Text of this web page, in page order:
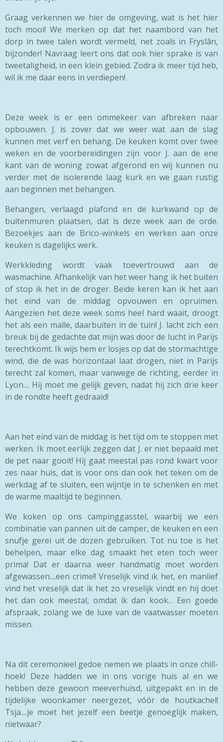
Graag verkennen we hier de omgeving, wat is het hier
toch mooi! We merken op dat het naambord van het
dorp in twee talen wordt vermeld, net zoals in Fryslân,
bijzonder! Navraag leert ons dat ook hier sprake is van
tweetaligheid, in een klein gebied. Zodra ik meer tijd heb,
wil ik me daar eens in verdiepen!
Deze week is er een ommekeer van afbreken naar
opbouwen. J. is zover dat we weer wat aan de slag
kunnen met verf en behang. De keuken komt over twee
weken en de voorbereidingen zijn voor J. aan de ene
kant van de woning zowat afgerond en wij kunnen nu
verder met de isolerende laag kurk en we gaan rustig
aan beginnen met behangen.
Behangen, verlaagd plafond en de kurkwand op de
buitenmuren plaatsen, dat is deze week aan de orde.
Bezoekjes aan de Brico-winkels en werken aan onze
keuken is dagelijks werk.
Werkkleding wordt vaak toevertrouwd aan de
wasmachine. Afhankelijk van het weer hang ik het buiten
of stop ik het in de droger. Beide keren kan ik het aan
het eind van de middag opvouwen en opruimen.
Aangezien het deze week soms heel hard waait, droogt
het als een malle, daarbuiten in de tuin! J. lacht zich een
breuk bij de gedachte dat mijn was door de lucht in Parijs
terechtkomt. Ik wijs hem er losjes op dat de stormachtige
wind, die de was horizontaal laat drogen, niet in Parijs
terecht zal komen, maar vanwege de richting, eerder in
Lyon.... Hij moet me gelijk geven, nadat hij zich drie keer
in de rondte heeft gedraaid!
Aan het eind van de middag is het tijd om te stoppen met
werken. Ik moet eerlijk zeggen dat J. er niet bepaald met
de pet naar gooit! Hij gaat meestal pas rond kwart voor
zes naar huis, dat is voor ons dan ook het teken om de
werkdag af te sluiten, een wijntje in te schenken en met
de warme maaltijd te beginnen.
We koken op ons campinggasstel, waarbij we een
combinatie van pannen uit de camper, de keuken en een
snufje gerei uit de dozen gebruiken. Tot nu toe is het
behelpen, maar elke dag smaakt het eten toch weer
prima! Dat er daarna weer handmatig moet worden
afgewassen....een crime!! Vreselijk vind ik het, en manlief
vind het vreselijk dat ik het zo vreselijk vindt en hïj doet
het dan ook meestal, omdat ík dan kook... Een goede
afspraak, zolang we de luxe van de vaatwasser moeten
missen.
Na dit ceremonieel gedoe nemen we plaats in onze chill-
hoek! Deze hadden we in ons vorige huis al en we
hebben deze gewoon meeverhuisd, uitgepakt en in de
tijdelijke woonkamer neergezet, vóór de houtkachel!
Tsja....je moet het jezelf een beetje genoeglijk maken,
nietwaar?